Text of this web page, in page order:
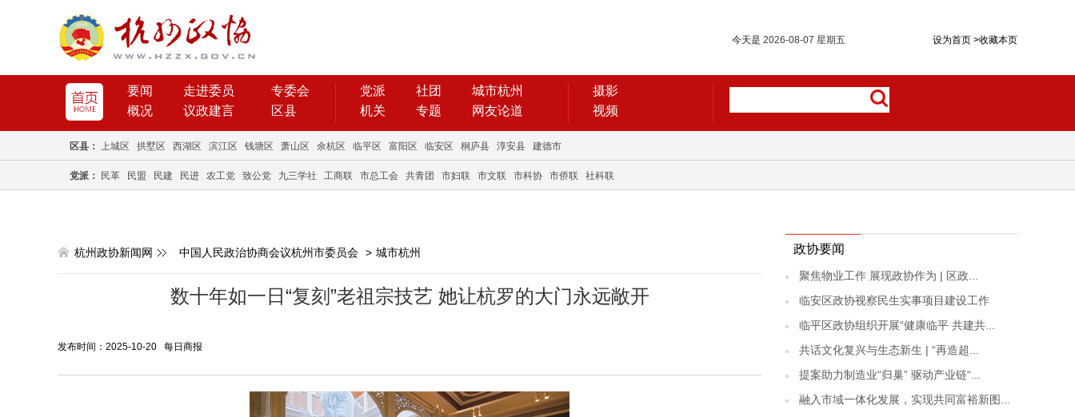
设为首页 >收藏本页
今天是 2026-08-07 星期五
要闻 走进委员
专委会
概况
议政建言 区县
党派 社团
城市杭州
机关
专题 网友论道
摄影
视频
区县： 上城区 拱墅区 西湖区 滨江区 钱塘区 萧山区 余杭区 临平区 富阳区 临安区 桐庐县 淳安县 建德市
党派： 民革 民盟 民建 民进 农工党 致公党 九三学社 工商联 市总工会 共青团 市妇联 市文联 市科协 市侨联 社科联
杭州政协新闻网 中国人民政治协商会议杭州市委员会 > 城市杭州
数十年如一日“复刻”老祖宗技艺 她让杭罗的大门永远敞开
发布时间：2025-10-20 每日商报
政协要闻
聚焦物业工作 展现政协作为 | 区政...
临安区政协视察民生实事项目建设工作
临平区政协组织开展“健康临平 共建共...
共话文化复兴与生态新生 | “再造超...
提案助力制造业“归巢” 驱动产业链“...
融入市域一体化发展，实现共同富裕新图...